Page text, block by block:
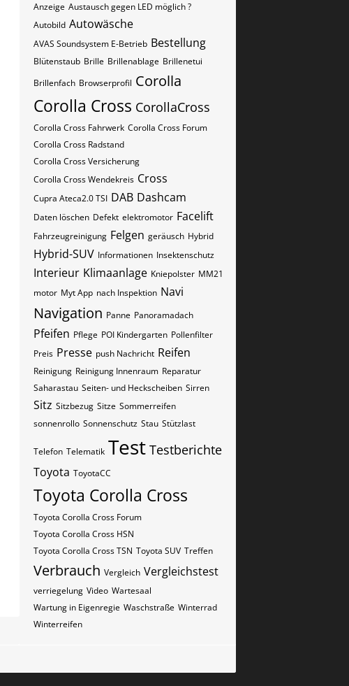
Anzeige Austausch gegen LED möglich ?
Autobild Autowäsche
AVAS Soundsystem E-Betrieb Bestellung
Blütenstaub Brille Brillenablage Brillenetui
Brillenfach Browserprofil Corolla
Corolla Cross CorollaCross
Corolla Cross Fahrwerk Corolla Cross Forum
Corolla Cross Radstand
Corolla Cross Versicherung
Corolla Cross Wendekreis Cross
Cupra Ateca2.0 TSI DAB Dashcam
Daten löschen Defekt elektromotor Facelift
Fahrzeugreinigung Felgen geräusch Hybrid
Hybrid-SUV Informationen Insektenschutz
Interieur Klimaanlage Kniepolster MM21
motor Myt App nach Inspektion Navi
Navigation Panne Panoramadach
Pfeifen Pflege POI Kindergarten Pollenfilter
Preis Presse push Nachricht Reifen
Reinigung Reinigung Innenraum Reparatur
Saharastau Seiten- und Heckscheiben Sirren
Sitz Sitzbezug Sitze Sommerreifen
sonnenrollo Sonnenschutz Stau Stützlast
Telefon Telematik Test Testberichte
Toyota ToyotaCC
Toyota Corolla Cross
Toyota Corolla Cross Forum
Toyota Corolla Cross HSN
Toyota Corolla Cross TSN Toyota SUV Treffen
Verbrauch Vergleich Vergleichstest
verriegelung Video Wartesaal
Wartung in Eigenregie Waschstraße Winterrad
Winterreifen